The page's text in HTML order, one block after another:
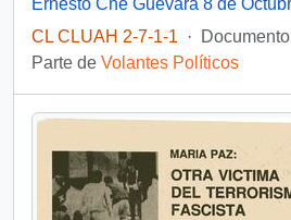
CL CLUAH 2-7-1-1
·
Documento
Parte de Volantes Políticos